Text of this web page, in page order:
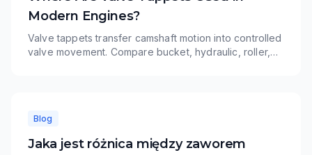
Modern Engines?
Valve tappets transfer camshaft motion into controlled
valve movement. Compare bucket, hydraulic, roller,
Blog
Jaka jest różnica między zaworem